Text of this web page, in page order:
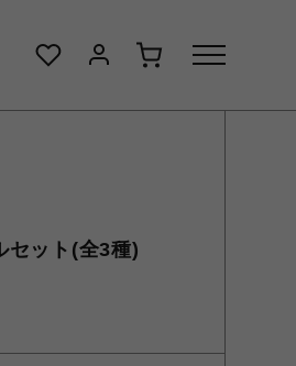
セット(全3種)